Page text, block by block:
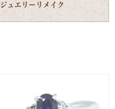
ジュエリーリメイク